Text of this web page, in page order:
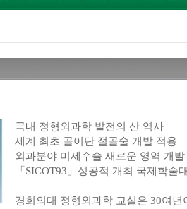
국내 정형외과학 발전의 산 역사
세계 최초 골이단 절골술 개발 적용
외과분야 미세수술 새로운 영역 개발
「SICOT93」성공적 개최 국제학술
경희의대 정형외과학 교실은 30여